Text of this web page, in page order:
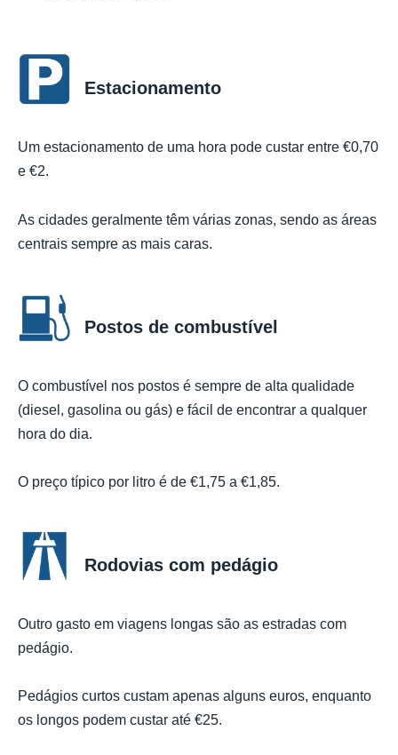
Estacionamento
Um estacionamento de uma hora pode custar entre €0,70
e €2.
As cidades geralmente têm várias zonas, sendo as áreas
centrais sempre as mais caras.
Postos de combustível
O combustível nos postos é sempre de alta qualidade
(diesel, gasolina ou gás) e fácil de encontrar a qualquer
hora do dia.
O preço típico por litro é de €1,75 a €1,85.
Rodovias com pedágio
Outro gasto em viagens longas são as estradas com
pedágio.
Pedágios curtos custam apenas alguns euros, enquanto
os longos podem custar até €25.